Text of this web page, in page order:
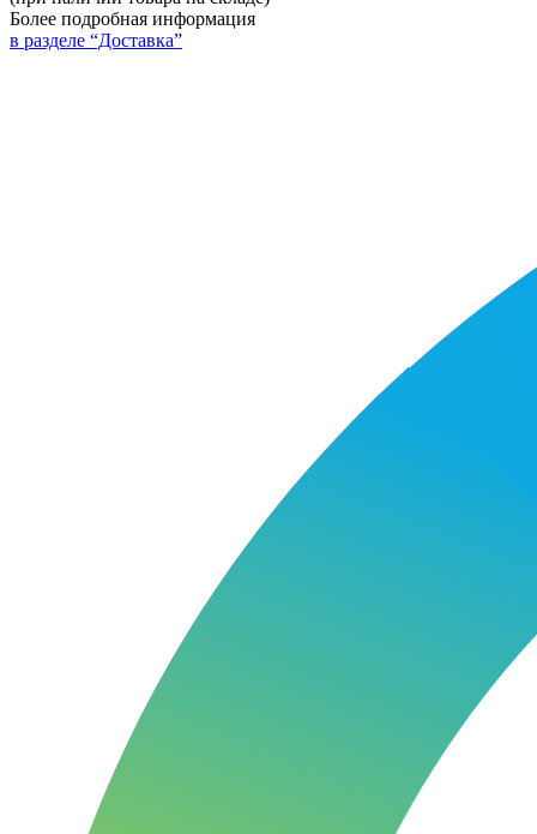
Более подробная информация
в разделе “Доставка”